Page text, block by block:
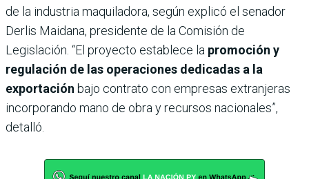
de la industria maquiladora, según explicó el senador
Derlis Maidana, presidente de la Comisión de
Legislación. “El proyecto establece la promoción y
regulación de las operaciones dedicadas a la
exportación bajo contrato con empresas extranjeras
incorporando mano de obra y recursos nacionales”,
detalló.